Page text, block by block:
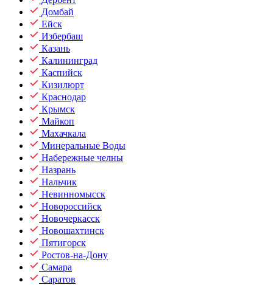
Домбай
Ейск
Избербаш
Казань
Калининград
Каспийск
Кизилюрт
Краснодар
Крымск
Майкоп
Махачкала
Минеральные Воды
Набережные челны
Назрань
Нальчик
Невинномысск
Новороссийск
Новочеркасск
Новошахтинск
Пятигорск
Ростов-на-Дону
Самара
Саратов